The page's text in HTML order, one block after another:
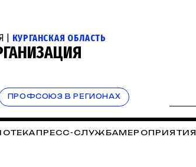
| КУРГАНСКАЯ ОБЛАСТЬ
ПРОФСОЮЗ В РЕГИОНАХ
ПРЕСС-СЛУЖБАМЕРОПРИЯТИЯ